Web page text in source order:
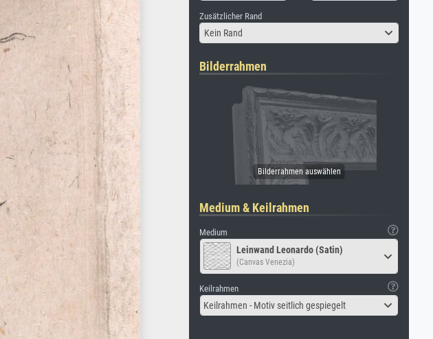
Zusätzlicher Rand
Kein Rand
Bilderrahmen
Medium & Keilrahmen
Medium
Leinwand Leonardo (Satin)
(Canvas Venezia)
Keilrahmen
Keilrahmen - Motiv seitlich gespiegelt